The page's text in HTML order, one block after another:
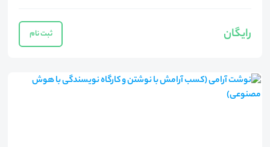
رایگان ثبت نام